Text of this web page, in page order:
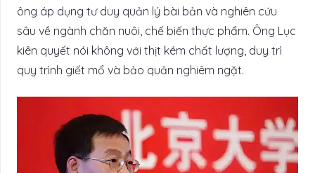
ông áp dụng tư duy quản lý bài bản và nghiên cứu
sâu về ngành chăn nuôi, chế biến thực phẩm. Ông Lục
kiên quyết nói không với thịt kém chất lượng, duy trì
quy trình giết mổ và bảo quản nghiêm ngặt.